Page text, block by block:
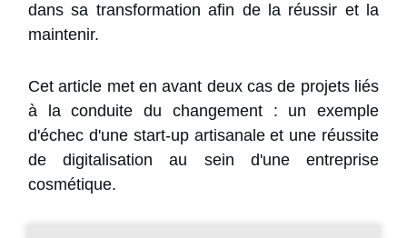
dans sa transformation afin de la réussir et la
maintenir.
Cet article met en avant deux cas de projets liés
à la conduite du changement : un exemple
d'échec d'une start-up artisanale et une réussite
de digitalisation au sein d'une entreprise
cosmétique.